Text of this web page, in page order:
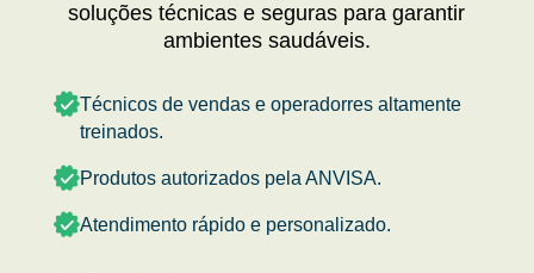
soluções técnicas e seguras para garantir
ambientes saudáveis.
Técnicos de vendas e operadorres altamente
treinados.
Produtos autorizados pela ANVISA.
Atendimento rápido e personalizado.